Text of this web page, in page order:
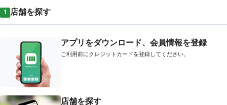
1 店舗を探す
アプリをダウンロード、会員情報を登録
ご利用前にクレジットカードを登録してください。
店舗を探す